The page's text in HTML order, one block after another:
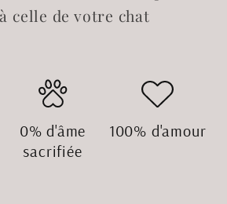
celle de votre chat
0% d'âme
sacrifiée
100% d'amour